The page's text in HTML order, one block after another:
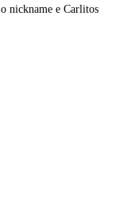
o nickname e Carlitos